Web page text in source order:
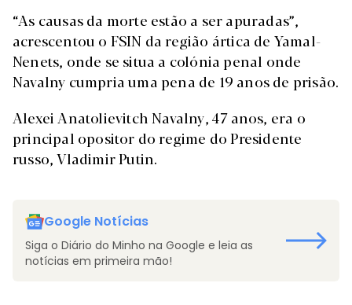
“As causas da morte estão a ser apuradas”,
acrescentou o FSIN da região ártica de Yamal-
Nenets, onde se situa a colónia penal onde
Navalny cumpria uma pena de 19 anos de prisão.
Alexei Anatolievitch Navalny, 47 anos, era o
principal opositor do regime do Presidente
russo, Vladimir Putin.
Google Notícias
Siga o Diário do Minho na Google e leia as
notícias em primeira mão!